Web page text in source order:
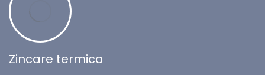
Zincare termica